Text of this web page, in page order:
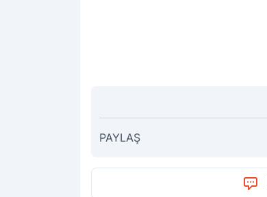
PAYLAŞ